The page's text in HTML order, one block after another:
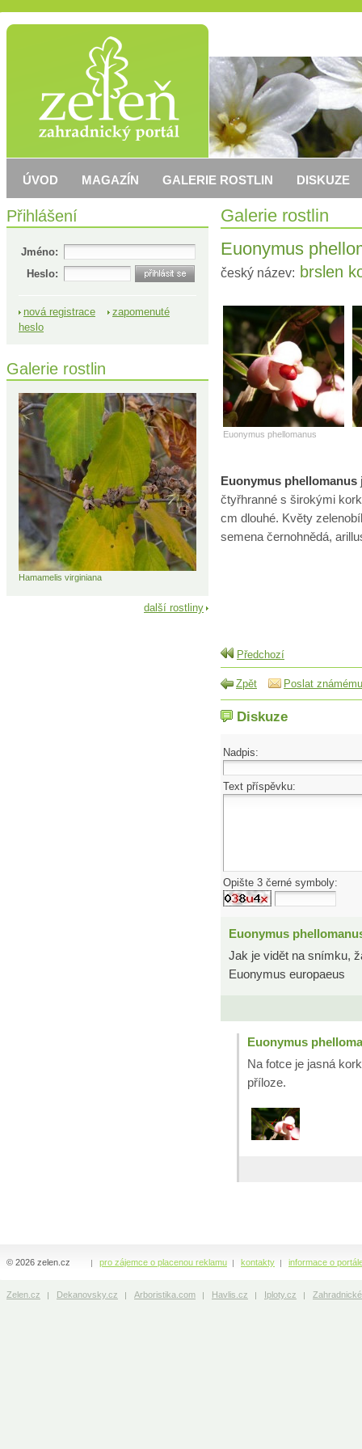
Galerie rostlin
Euonymus
český název: brslen
Euonymus phellomanus
Euonymus phellomanus
čtyřhranné s širokými
cm dlouhé. Květy
semena černohnědá,
Předchozí
Zpět Poslat známému
Diskuze
Nadpis:
Text příspěvku:
Opište 3 černé symboly:
Euonymus
Jak je vidět na snímku,
Euonymus europaeus
Euonymus
Na fotce je jasná
příloze.
Přihlášení
Jméno:
Heslo:
nová registrace
zapomenuté
heslo
Galerie rostlin
Hamamelis virginiana
další rostliny
ÚVOD MAGAZÍN GALERIE ROSTLIN DISKUZE
pro zájemce o placenou reklamu kontakty informace o
© 2026 zelen.cz
Zelen.cz Dekanovsky.cz Arboristika.com Havlis.cz Iploty.cz